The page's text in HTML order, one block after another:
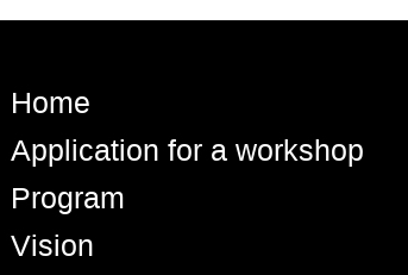
Home
Application for a workshop
Program
Vision